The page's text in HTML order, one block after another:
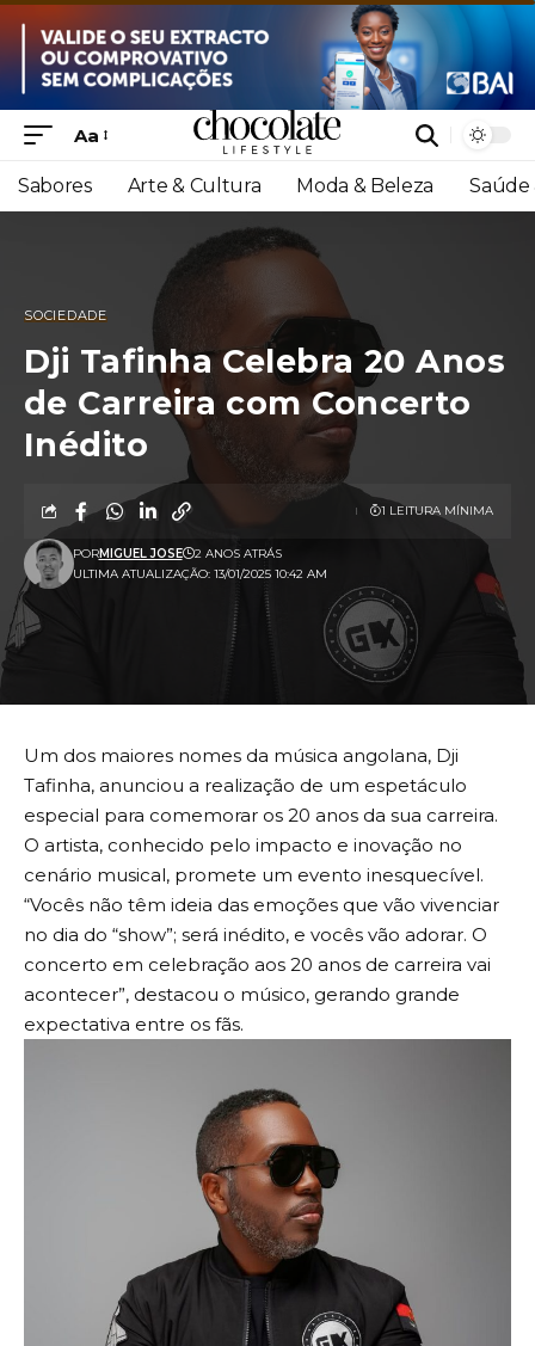
Aa
Sabores Arte & Cultura Moda & Beleza Saúde
SOCIEDADE
Dji Tafinha Celebra 20 Anos
de Carreira com Concerto
Inédito
ULTIMA ATUALIZAÇÃO: 13/01/2025 10:42 AM
PORMIGUEL JOSE 2 ANOS ATRÁS
1 LEITURA MÍNIMA
Um dos maiores nomes da música angolana, Dji
Tafinha, anunciou a realização de um espetáculo
especial para comemorar os 20 anos da sua carreira.
O artista, conhecido pelo impacto e inovação no
cenário musical, promete um evento inesquecível.
“Vocês não têm ideia das emoções que vão vivenciar
no dia do “show”; será inédito, e vocês vão adorar. O
concerto em celebração aos 20 anos de carreira vai
acontecer”, destacou o músico, gerando grande
expectativa entre os fãs.